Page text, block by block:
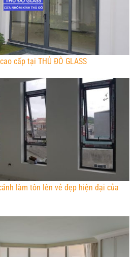
cấp tại THỦ ĐÔ GLASS
làm tôn lên vẻ đẹp hiện đại của